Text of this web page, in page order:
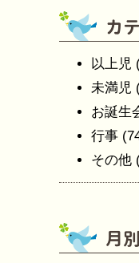
以上児
未満児
お誕生
行事
その他